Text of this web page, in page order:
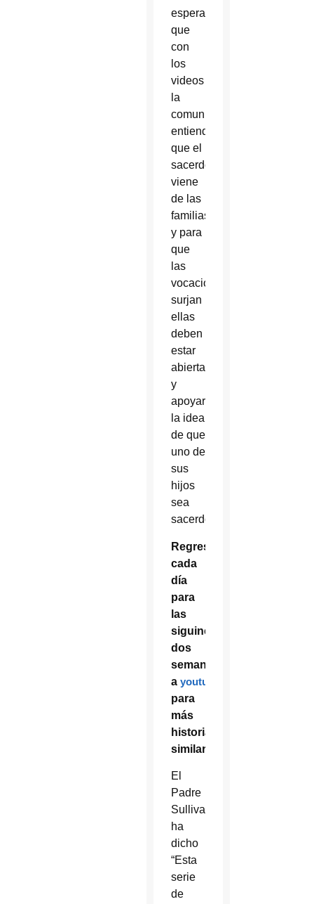
espera
que
con
los
videos
la
comunidad
entienda
que el
sacerdocio
viene
de las
familias,
y para
que
las
vocaciones
surjan
ellas
deben
estar
abiertas
y
apoyar
la idea
de que
uno de
sus
hijos
sea
sacerdote.
Regresa
cada
día
para
las
siguinetes
dos
semanas
a youtube.com/mifecatolica
para
más
historias
similares.
El
Padre
Sullivan
ha
dicho
“Esta
serie
de